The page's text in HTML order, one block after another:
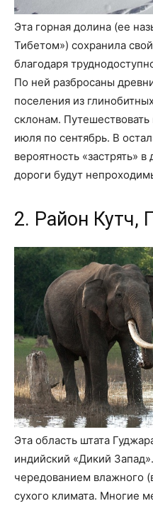
Эта горная долина (ее
Тибетом») сохранила
благодаря
По ней разбросаны
поселения из
склонам.
июля по сентябрь. В
вероятность «застрять»
дороги будут
2. Район Кутч,
Эта область штата
индийский «Дикий
чередованием влажного
сухого климата. Многие